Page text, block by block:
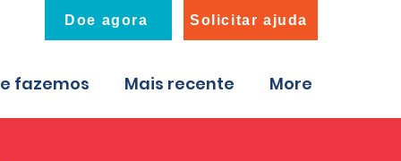
Doe agora Solicitar ajuda
fazemos Mais recente More